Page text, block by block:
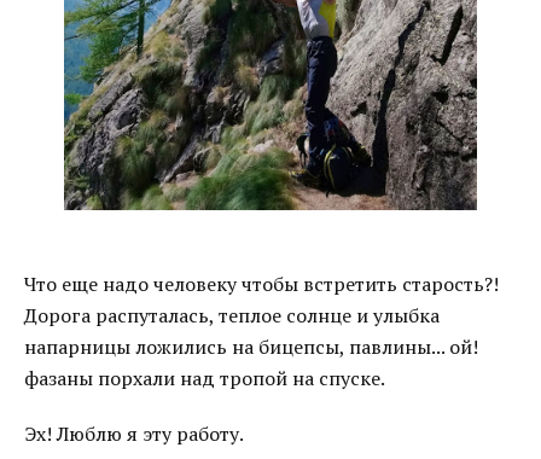
Что еще надо человеку чтобы встретить старость?!
Дорога распуталась, теплое солнце и улыбка
напарницы ложились на бицепсы, павлины... ой!
фазаны порхали над тропой на спуске.
Эх! Люблю я эту работу.